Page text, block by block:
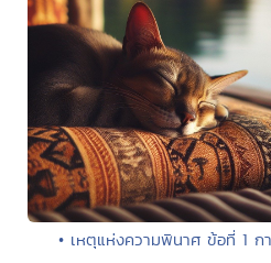
• เหตุแห่งความพินาศ ข้อที่ 1 ก